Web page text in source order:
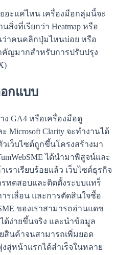
อะแค่ไหน เครื่องมือกลุ่มนี้จะ
งที่เรียกว่า Heatmap หรือ
ว่าคนคลิกปุ่มไหนบ่อย หรือ
ญมากสำหรับการปรับปรุง
อกแบบ
ง GA4 หรือเครื่องมือดู
Microsoft Clarity จะทำงานได้
เว็บไซต์ถูกขึ้นโครงสร้างมา
ได้นำมาพิสูจน์และ
ราเรียบร้อยแล้ว เว็บไซต์ธุรกิจ
ทดสอบและติดตั้งระบบแทร็
รเลื่อน และการตัดสินใจซื้อ
ของเราสามารถอ่านแดช
ด้ง่ายขึ้นจริง และนำข้อมูล
สินค้าจนสามารถเพิ่มยอด
งสู่หน้าแรกได้สำเร็จในหลาย